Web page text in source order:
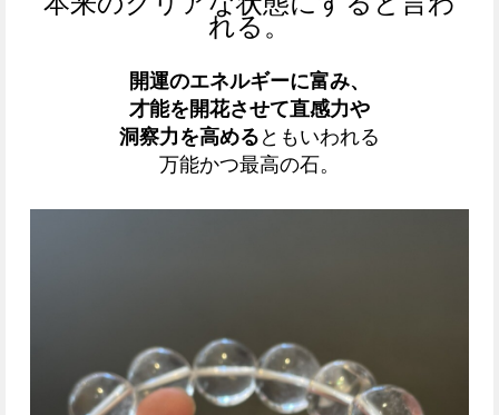
れる。
開運のエネルギーに富み、
才能を開花させて直感力や
洞察力を高める ともいわれる
万能かつ最高の石。